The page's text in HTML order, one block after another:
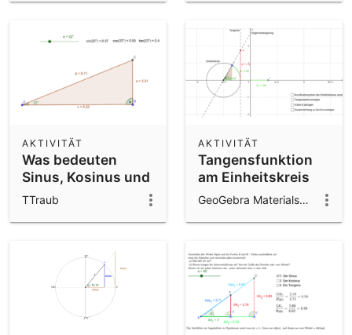
Was bedeuten
Sinus, Kosinus und
Tangens?
AKTIVITÄT
TTraub
Tangensfunktion
am Einheitskreis
AKTIVITÄT
GeoGebra Materials Team